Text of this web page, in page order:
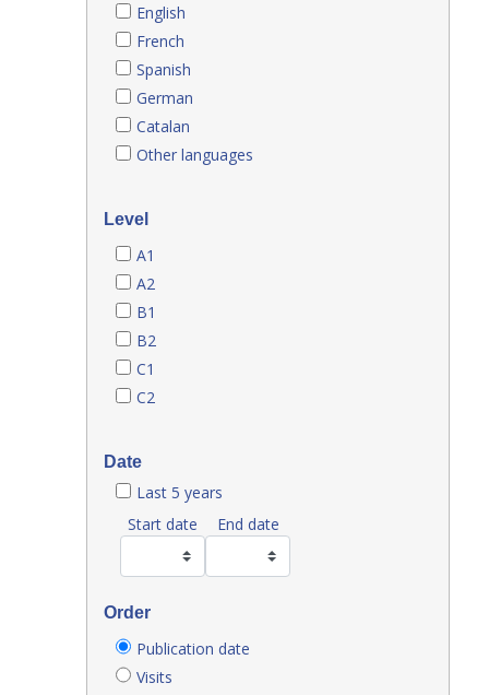
English
French
Spanish
German
Catalan
Other languages
Level
A1
A2
B1
B2
C1
C2
Date
Last 5 years
Start date
End date
Order
Publication date
Visits